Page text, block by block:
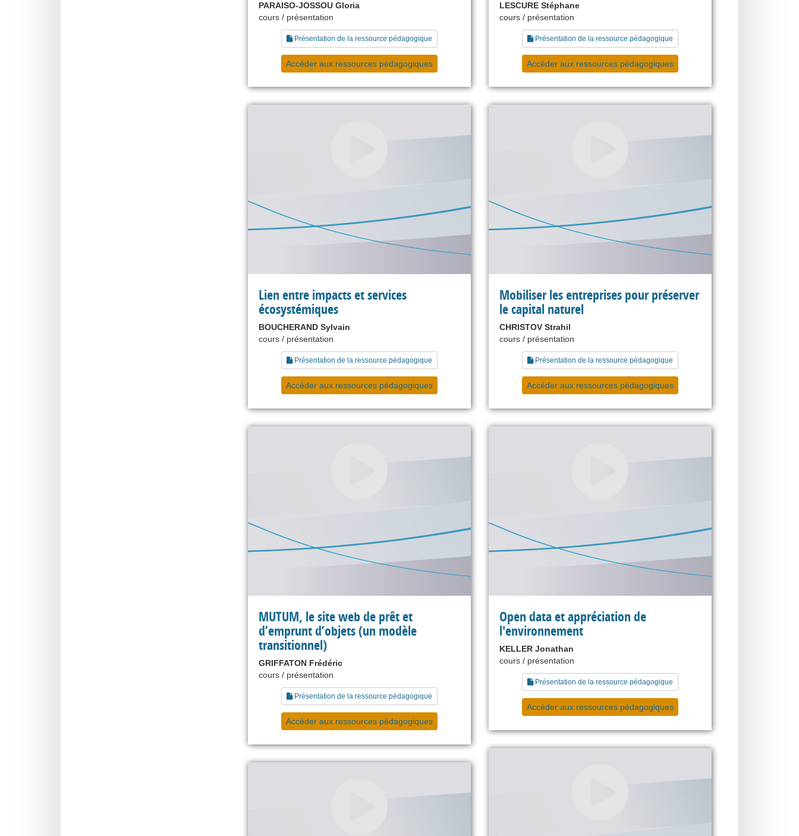
PARAISO-JOSSOU Gloria
cours / présentation
Présentation de la ressource pédagogique
Accéder aux ressources pédagogiques
LESCURE Stéphane
cours / présentation
Présentation de la ressource pédagogique
Accéder aux ressources pédagogiques
Lien entre impacts et services
écosystémiques
BOUCHERAND Sylvain
cours / présentation
Présentation de la ressource pédagogique
Accéder aux ressources pédagogiques
Mobiliser les entreprises pour préserver
le capital naturel
CHRISTOV Strahil
cours / présentation
Présentation de la ressource pédagogique
Accéder aux ressources pédagogiques
MUTUM, le site web de prêt et
d’emprunt d’objets (un modèle
transitionnel)
GRIFFATON Frédéric
cours / présentation
Présentation de la ressource pédagogique
Accéder aux ressources pédagogiques
Open data et appréciation de
l'environnement
KELLER Jonathan
cours / présentation
Présentation de la ressource pédagogique
Accéder aux ressources pédagogiques